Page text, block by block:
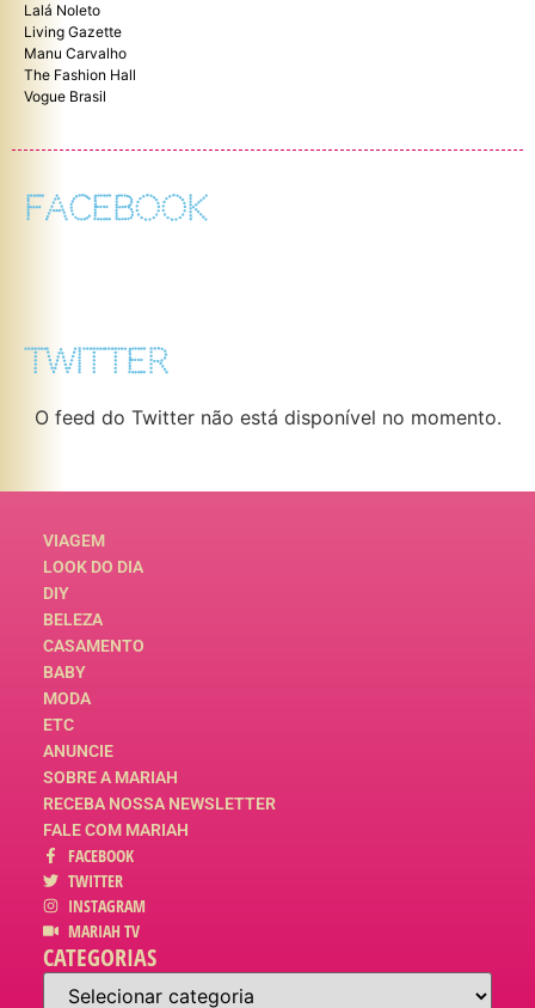
Lalá Noleto
Living Gazette
Manu Carvalho
The Fashion Hall
Vogue Brasil
FACEBOOK
TWITTER
O feed do Twitter não está disponível no momento.
VIAGEM
LOOK DO DIA
DIY
BELEZA
CASAMENTO
BABY
MODA
ETC
ANUNCIE
SOBRE A MARIAH
RECEBA NOSSA NEWSLETTER
FALE COM MARIAH
FACEBOOK
TWITTER
INSTAGRAM
MARIAH TV
CATEGORIAS